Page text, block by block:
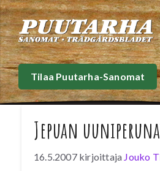
Siirry
sisältöön
Tilaa Puutarha-Sanomat
Jepuan
16.5.2007 kirjoittaja Jouko